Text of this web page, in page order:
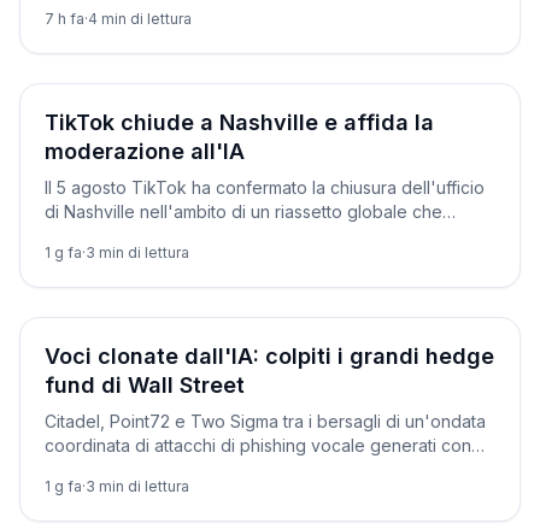
7 h fa·4 min di lettura
Società
TikTok chiude a Nashville e affida la
moderazione all'IA
Il 5 agosto TikTok ha confermato la chiusura dell'ufficio
di Nashville nell'ambito di un riassetto globale che
1 g fa·3 min di lettura
Società
Voci clonate dall'IA: colpiti i grandi hedge
fund di Wall Street
Citadel, Point72 e Two Sigma tra i bersagli di un'ondata
coordinata di attacchi di phishing vocale generati con
1 g fa·3 min di lettura